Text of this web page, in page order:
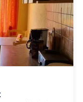
1 wechseln
2 wechseln
wechseln